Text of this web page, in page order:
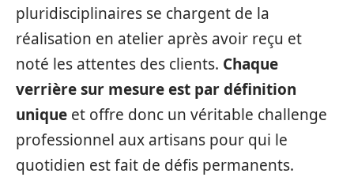
pluridisciplinaires se chargent de la
réalisation en atelier après avoir reçu et
noté les attentes des clients. Chaque
verrière sur mesure est par définition
unique et offre donc un véritable challenge
professionnel aux artisans pour qui le
quotidien est fait de défis permanents.